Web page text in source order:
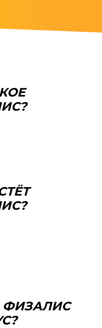
ФИЗАЛИС